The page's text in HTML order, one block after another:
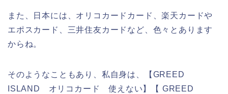
また、日本には、オリコカードカード、楽天カードや
エポスカード、三井住友カードなど、色々とあります
からね。
そのようなこともあり、私自身は、【GREED
ISLAND オリコカード 使えない】【 GREED